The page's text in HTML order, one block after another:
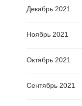
Декабрь 2021
Ноябрь 2021
Октябрь 2021
Сентябрь 2021